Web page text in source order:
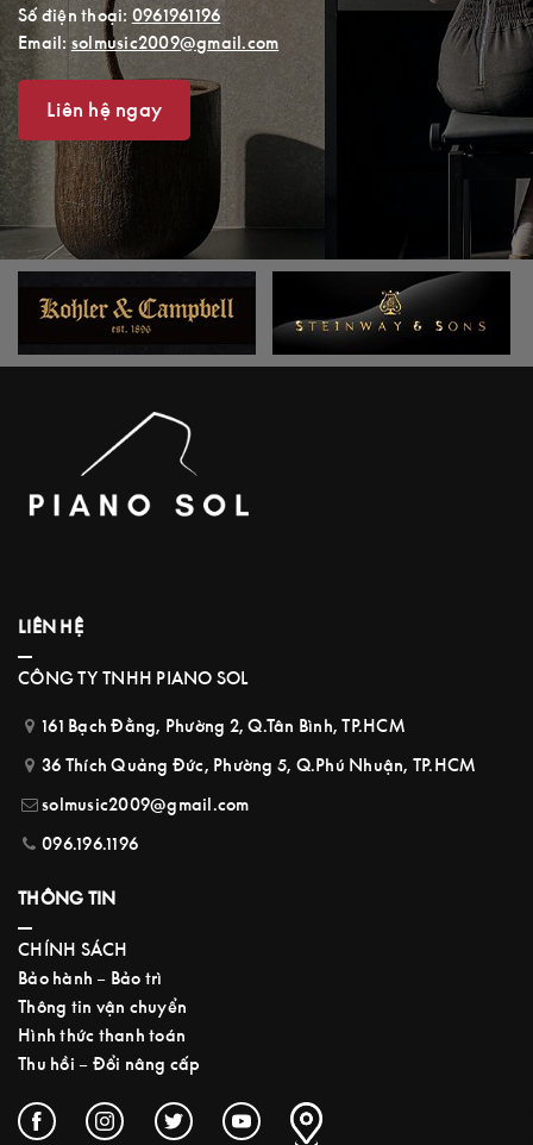
Số điện thoại: 0961961196
Email: solmusic2009@gmail.com
Liên hệ ngay
LIÊN HỆ
CÔNG TY TNHH PIANO SOL
161 Bạch Đằng, Phường 2, Q.Tân Bình, TP.HCM
36 Thích Quảng Đức, Phường 5, Q.Phú Nhuận, TP.HCM
solmusic2009@gmail.com
096.196.1196
THÔNG TIN
CHÍNH SÁCH
Bảo hành – Bảo trì
Thông tin vận chuyển
Hình thức thanh toán
Thu hồi – Đổi nâng cấp